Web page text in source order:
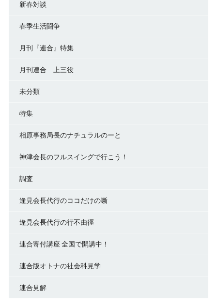
新春対談
春季生活闘争
月刊『連合』特集
月刊連合 上三役
未分類
特集
相原事務局長のナチュラルのーと
神津会長のフルスイングで行こう！
調査
逢見会長代行のココだけの噺
逢見会長代行の行不由徑
連合寄付講座 全国で開講中！
連合版オトナの社会科見学
連合見解